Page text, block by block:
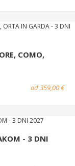
COMO,
od 359,00 €
- 3 DNI